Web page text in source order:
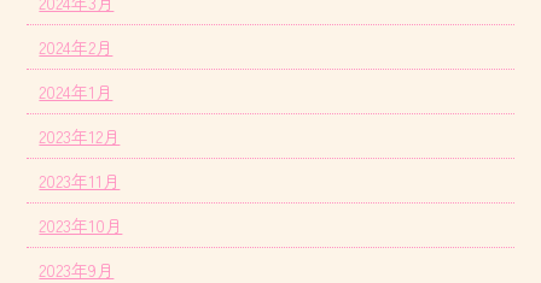
2024年2月
2024年1月
2023年12月
2023年11月
2023年10月
2023年9月